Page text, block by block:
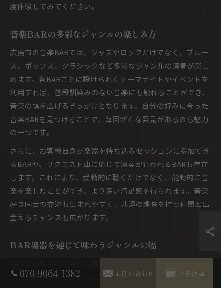
度体験してみてください。
音楽BARの多彩なジャンルの楽しみ方
広島市の音楽BARでは、ジャズやロックだけでなく、ブルー
ス、ポップス、クラシックなど多彩なジャンルの演奏が楽し
めます。各BARごとに設けられたテーマナイトやイベントを
利用すれば、普段馴染みのない音楽にも触れることができ、
音楽の幅を広げるきっかけとなります。自分の好みに合った
音楽BARを見つけることで、毎回新たな発見があるのも魅力
の一つです。
さらに、お客様自身が楽器を持ち込みセッションに参加でき
るBARや、リクエスト曲に応じて演奏が行われるBARも存在
します。これにより、受動的に聴くだけでなく、能動的に音
楽を楽しむことができ、より深い満足感を得られます。音楽
好き同士の交流も生まれやすく、共通の趣味を持つ仲間と出
会えるチャンスも広がります。
BAR楽器を通じて味わうジャンルの幅
ー、ドラム、サックスなど、各楽器が奏でる音色によってジ
070-9064-1382 お問い合わせ ご予約